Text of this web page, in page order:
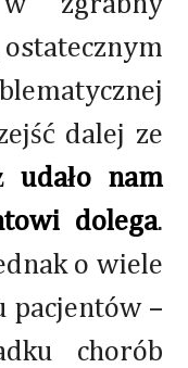
ostatecznym
dalej ze
udało nam
dolega.
o wiele
pacjentów –
chorób